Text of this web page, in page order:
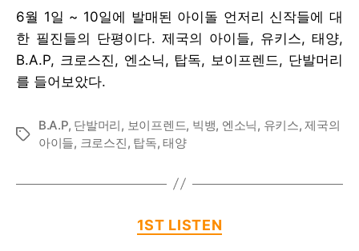
6월 1일 ~ 10일에 발매된 아이돌 언저리 신작들에 대
한 필진들의 단평이다. 제국의 아이들, 유키스, 태양,
B.A.P, 크로스진, 엔소닉, 탑독, 보이프렌드, 단발머리
를 들어보았다.
Tags
B.A.P, 단발머리, 보이프렌드, 빅뱅, 엔소닉, 유키스,제국의
아이들, 크로스진, 탑독,태양
Categories
1ST LISTEN